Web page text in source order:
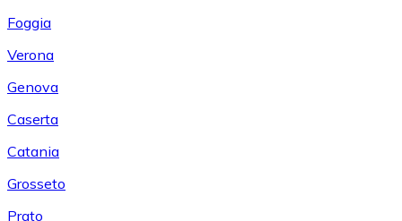
Foggia
Verona
Genova
Caserta
Catania
Grosseto
Prato